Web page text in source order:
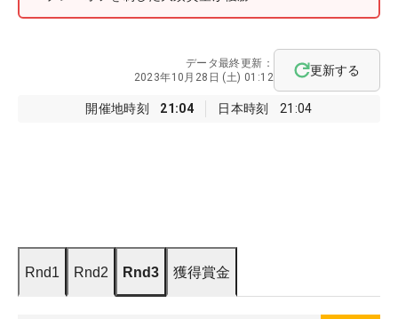
開催地時刻 21:04 日本時刻 21:04
データ最終更新：
2023年10月28日 (土) 01:12
更新する
Rnd1 Rnd2 Rnd3 獲得賞金